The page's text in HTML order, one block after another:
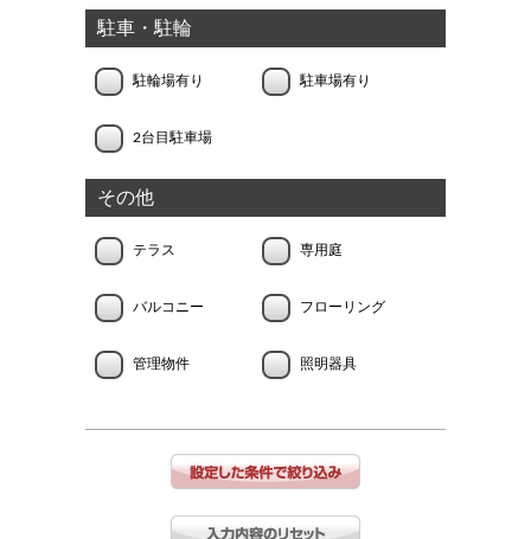
駐車・駐輪
駐輪場有り 駐車場有り
2台目駐車場
その他
テラス 専用庭
バルコニー フローリング
管理物件 照明器具